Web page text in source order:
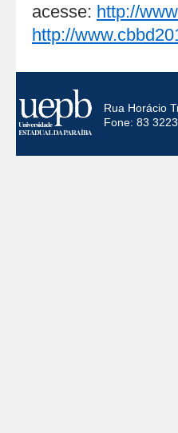
acesse: http://
http://
Rua Horácio
Fone: 83